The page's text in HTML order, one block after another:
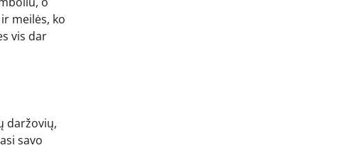
meilės, ko
vis dar
daržovių,
savo